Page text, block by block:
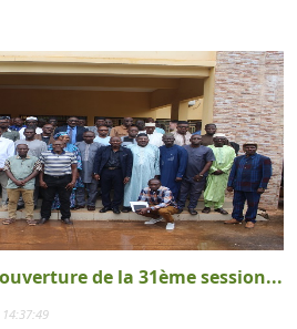
de la 31ème session...